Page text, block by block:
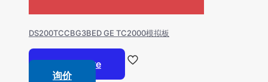
DS200TCCBG3BED GE TC2000模拟板
Read more
询价